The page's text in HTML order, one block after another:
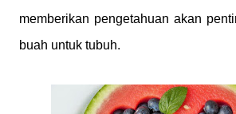
memberikan pengetahuan akan
buah untuk tubuh.